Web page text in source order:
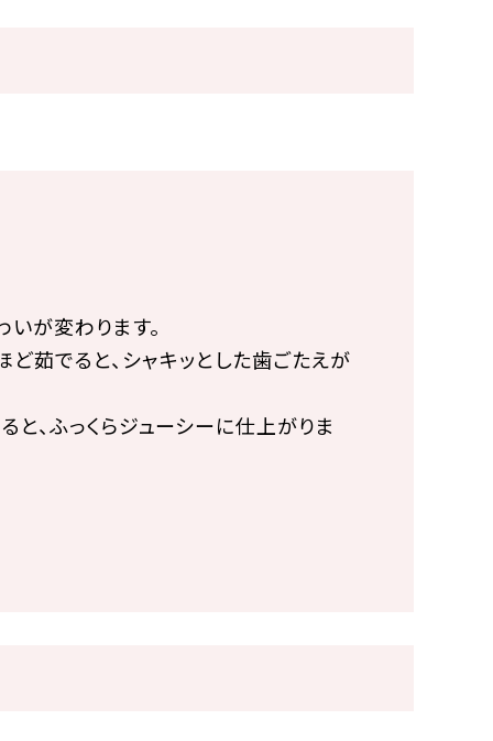
が変わります。
茹でると、シャキッとした歯ごたえが
、ふっくらジューシーに仕上がりま